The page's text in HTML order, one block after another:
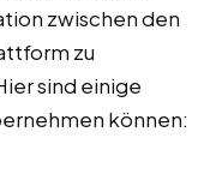
zwischen den
zu
sind einige
können: